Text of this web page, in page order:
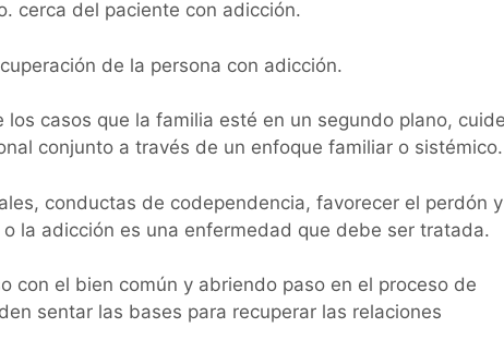
cerca del paciente con adicción.
de la persona con adicción.
casos que la familia esté en un segundo plano, cuide
conjunto a través de un enfoque familiar o sistémico.
conductas de codependencia, favorecer el perdón y
la adicción es una enfermedad que debe ser tratada.
con el bien común y abriendo paso en el proceso de
sentar las bases para recuperar las relaciones